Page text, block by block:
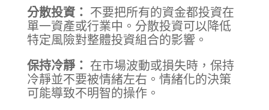
分散投資： 不要把所有的資金都投資在
單一資產或行業中。分散投資可以降低
特定風險對整體投資組合的影響。
保持冷靜： 在市場波動或損失時，保持
冷靜並不要被情緒左右。情緒化的決策
可能導致不明智的操作。